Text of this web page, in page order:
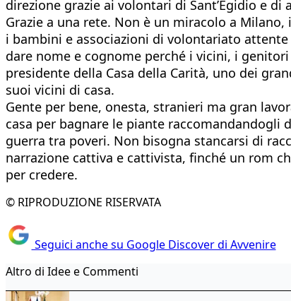
direzione grazie ai volontari di Sant’Egidio e
Grazie a una rete. Non è un miracolo a
i bambini e associazioni di volontariato
dare nome e cognome perché i vicini, i
presidente della Casa della Carità, uno dei
suoi vicini di casa.
Gente per bene, onesta, stranieri ma gran
casa per bagnare le piante
guerra tra poveri. Non bisogna stancarsi di
narrazione cattiva e cattivista, finché un rom
per credere.
© RIPRODUZIONE RISERVATA
Seguici anche su Google Discover di Avvenire
Altro di Idee e Commenti